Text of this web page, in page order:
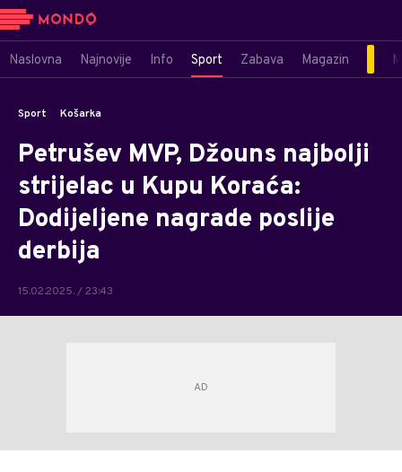
Naslovna Najnovije Info Sport Zabava Magazin
Sport Košarka
Petrušev MVP, Džouns najbolji
strijelac u Kupu Koraća:
Dodijeljene nagrade poslije
derbija
15.02.2025. / 23:43